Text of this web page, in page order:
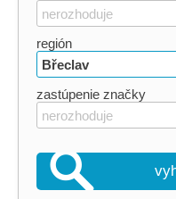
nerozhoduje
región
Břeclav
zastúpenie značky
nerozhoduje